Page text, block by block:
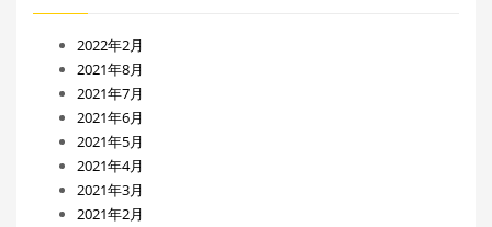
2022年2月
2021年8月
2021年7月
2021年6月
2021年5月
2021年4月
2021年3月
2021年2月